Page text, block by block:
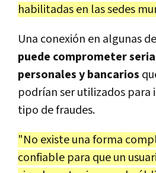
habilitadas en las sedes
Una conexión en algunas
puede comprometer
personales y bancarios
podrían ser utilizados
tipo de fraudes.
"No existe una forma
confiable para que un